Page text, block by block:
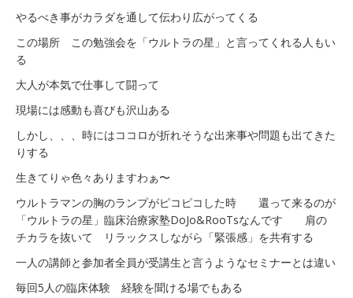
やるべき事がカラダを通して伝わり広がってくる
この場所 この勉強会を「ウルトラの星」と言ってくれる人もい
る
大人が本気で仕事して闘って
現場には感動も喜びも沢山ある
しかし、、、時にはココロが折れそうな出来事や問題も出てきた
りする
生きてりゃ色々ありますわぁ〜
ウルトラマンの胸のランプがピコピコした時 還って来るのが
「ウルトラの星」臨床治療家塾DoJo&RooTsなんです 肩の
チカラを抜いて リラックスしながら「緊張感」を共有する
一人の講師と参加者全員が受講生と言うようなセミナーとは違い
毎回5人の臨床体験 経験を聞ける場でもある